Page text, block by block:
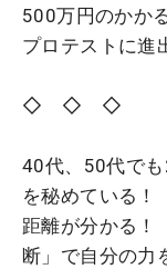
500万円のかか
プロテストに進
◇ ◇ ◇
40代、50代で
を秘めている
距離が分かる
断」で自分の力